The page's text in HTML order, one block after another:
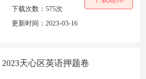
下载次数： 575次
更新时间： 2023-03-16
2023天心区英语押题卷